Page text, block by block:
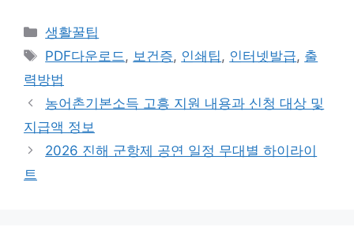
카
테
리
생활꿀팁
태
그
PDF다운로드, 보건증, 인쇄팁, 인터넷발급, 출
력방법
농어촌기본소득 고흥 지원 내용과 신청 대상 및
지급액 정보
2026 진해 군항제 공연 일정 무대별 하이라이
트